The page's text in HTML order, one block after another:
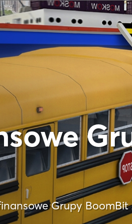
Grupy BoomBit